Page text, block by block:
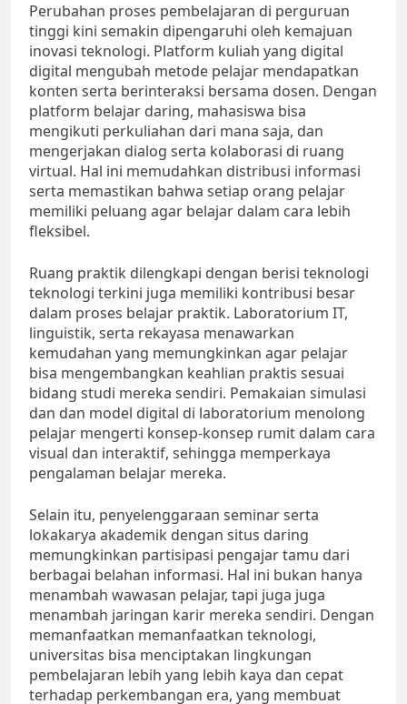
Perubahan proses pembelajaran di perguruan
tinggi kini semakin dipengaruhi oleh kemajuan
inovasi teknologi. Platform kuliah yang digital
digital mengubah metode pelajar mendapatkan
konten serta berinteraksi bersama dosen. Dengan
platform belajar daring, mahasiswa bisa
mengikuti perkuliahan dari mana saja, dan
mengerjakan dialog serta kolaborasi di ruang
virtual. Hal ini memudahkan distribusi informasi
serta memastikan bahwa setiap orang pelajar
memiliki peluang agar belajar dalam cara lebih
fleksibel.
Ruang praktik dilengkapi dengan berisi teknologi
teknologi terkini juga memiliki kontribusi besar
dalam proses belajar praktik. Laboratorium IT,
linguistik, serta rekayasa menawarkan
kemudahan yang memungkinkan agar pelajar
bisa mengembangkan keahlian praktis sesuai
bidang studi mereka sendiri. Pemakaian simulasi
dan dan model digital di laboratorium menolong
pelajar mengerti konsep-konsep rumit dalam cara
visual dan interaktif, sehingga memperkaya
pengalaman belajar mereka.
Selain itu, penyelenggaraan seminar serta
lokakarya akademik dengan situs daring
memungkinkan partisipasi pengajar tamu dari
berbagai belahan informasi. Hal ini bukan hanya
menambah wawasan pelajar, tapi juga juga
menambah jaringan karir mereka sendiri. Dengan
memanfaatkan memanfaatkan teknologi,
universitas bisa menciptakan lingkungan
pembelajaran lebih yang lebih kaya dan cepat
terhadap perkembangan era, yang membuat